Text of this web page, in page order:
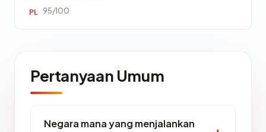
PL 95/100
Pertanyaan Umum
Negara mana yang menjalankan